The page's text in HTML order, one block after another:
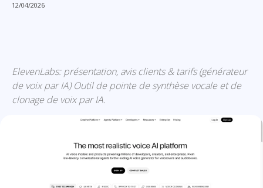
12/04/2026
ElevenLabs: présentation, avis clients & tarifs (générateur
de voix par IA) Outil de pointe de synthèse vocale et de
clonage de voix par IA.